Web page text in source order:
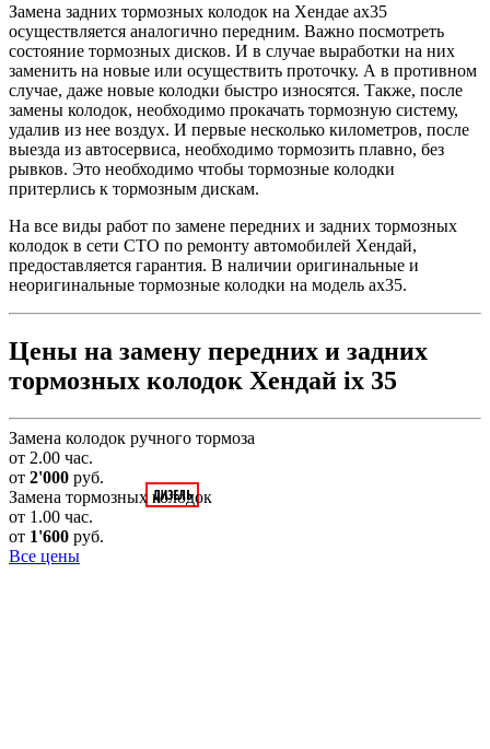
Замена задних тормозных колодок на Хендае ах35
осуществляется аналогично передним. Важно посмотреть
состояние тормозных дисков. И в случае выработки на них
заменить на новые или осуществить проточку. А в противном
случае, даже новые колодки быстро износятся. Также, после
замены колодок, необходимо прокачать тормозную систему,
удалив из нее воздух. И первые несколько километров, после
выезда из автосервиса, необходимо тормозить плавно, без
рывков. Это необходимо чтобы тормозные колодки
притерлись к тормозным дискам.
На все виды работ по замене передних и задних тормозных
колодок в сети СТО по ремонту автомобилей Хендай,
предоставляется гарантия. В наличии оригинальные и
неоригинальные тормозные колодки на модель ах35.
Цены на замену передних и задних
тормозных колодок Хендай ix 35
Замена колодок ручного тормоза
от 2.00 час.
от 2'000 руб.
Замена тормозных колодок
от 1.00 час.
от 1'600 руб.
Все цены